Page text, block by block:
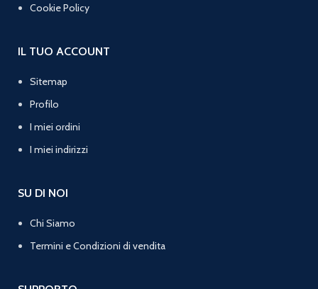
Cookie Policy
IL TUO ACCOUNT
Sitemap
Profilo
I miei ordini
I miei indirizzi
SU DI NOI
Chi Siamo
Termini e Condizioni di vendita